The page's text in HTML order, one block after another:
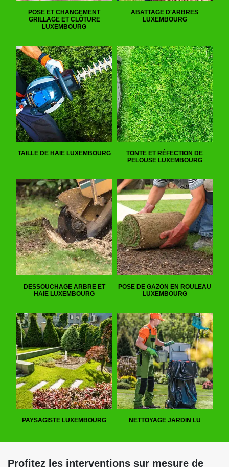
POSE ET CHANGEMENT
GRILLAGE ET CLÔTURE
LUXEMBOURG
ABATTAGE D'ARBRES
LUXEMBOURG
TAILLE DE HAIE LUXEMBOURG
TONTE ET RÉFECTION DE
PELOUSE LUXEMBOURG
DESSOUCHAGE ARBRE ET
HAIE LUXEMBOURG
POSE DE GAZON EN ROULEAU
LUXEMBOURG
PAYSAGISTE LUXEMBOURG NETTOYAGE JARDIN LU
Profitez les interventions sur mesure de